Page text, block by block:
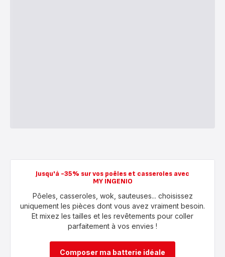
Jusqu'à -35% sur vos poêles et casseroles avec
MY INGENIO
Pôeles, casseroles, wok, sauteuses... choisissez
uniquement les pièces dont vous avez vraiment besoin.
Et mixez les tailles et les revêtements pour coller
parfaitement à vos envies !
Composer ma batterie idéale